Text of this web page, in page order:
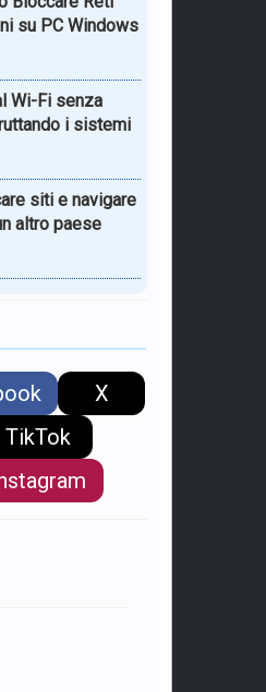
su PC Windows
Wi-Fi senza
i sistemi
siti e navigare
altro paese
X
TikTok